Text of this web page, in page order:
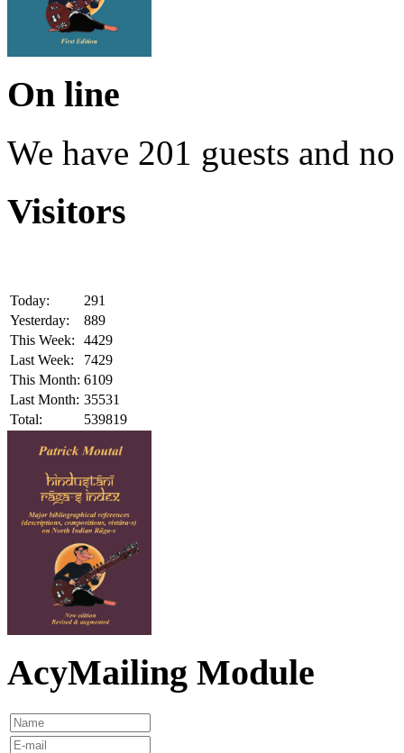
On line
We have 201 guests and
Visitors
Today:
291
Yesterday:
889
This Week:
4429
Last Week:
7429
This Month: 6109
Last Month: 35531
Total:
539819
AcyMailing Module